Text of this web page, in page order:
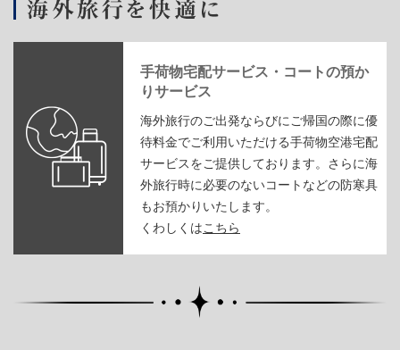
手荷物宅配サービス・コートの預か
りサービス
海外旅行のご出発ならびにご帰国の際に優
待料金でご利用いただける手荷物空港宅配
サービスをご提供しております。さらに海
外旅行時に必要のないコートなどの防寒具
もお預かりいたします。
くわしくはこちら